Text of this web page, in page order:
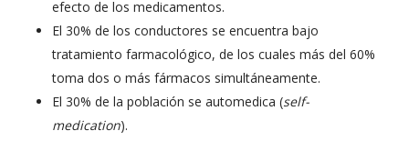
efecto de los medicamentos.
El 30% de los conductores se encuentra bajo
tratamiento farmacológico, de los cuales más del 60%
toma dos o más fármacos simultáneamente.
El 30% de la población se automedica (self-
medication).